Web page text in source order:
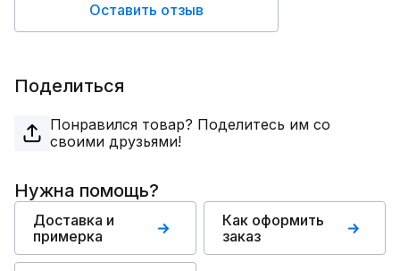
Оставить отзыв
Поделиться
Понравился товар? Поделитесь им со
своими друзьями!
Нужна помощь?
Доставка и
примерка
Как оформить
заказ